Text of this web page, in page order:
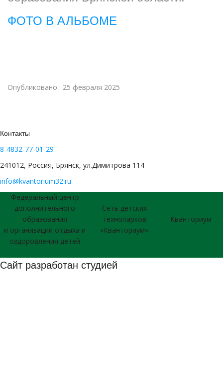
ФОТО В АЛЬБОМЕ
Опубликовано : 25 февраля 2025
Контакты
8-4832-77-01-29
241012, Россия, Брянск, ул.Димитрова 114
info@kvantorium32.ru
Федеральный центр
дополнительного
образования
и организации отдыха и
оздоровления детей
Сеть детских
технопарков
«Кванториум»
Кванториум
Сайт разработан студией